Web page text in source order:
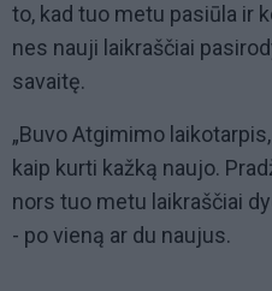
to, kad tuo metu pasiūla ir
nes nauji laikraščiai
savaitę.
„Buvo Atgimimo
kaip kurti kažką naujo.
nors tuo metu laikraščiai
- po vieną ar du naujus.